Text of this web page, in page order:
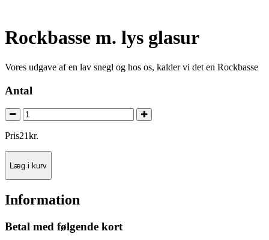
Rockbasse m. lys glasur
Vores udgave af en lav snegl og hos os, kalder vi det en Rockbasse
Antal
Pris21kr.
Læg i kurv
Information
Betal med følgende kort